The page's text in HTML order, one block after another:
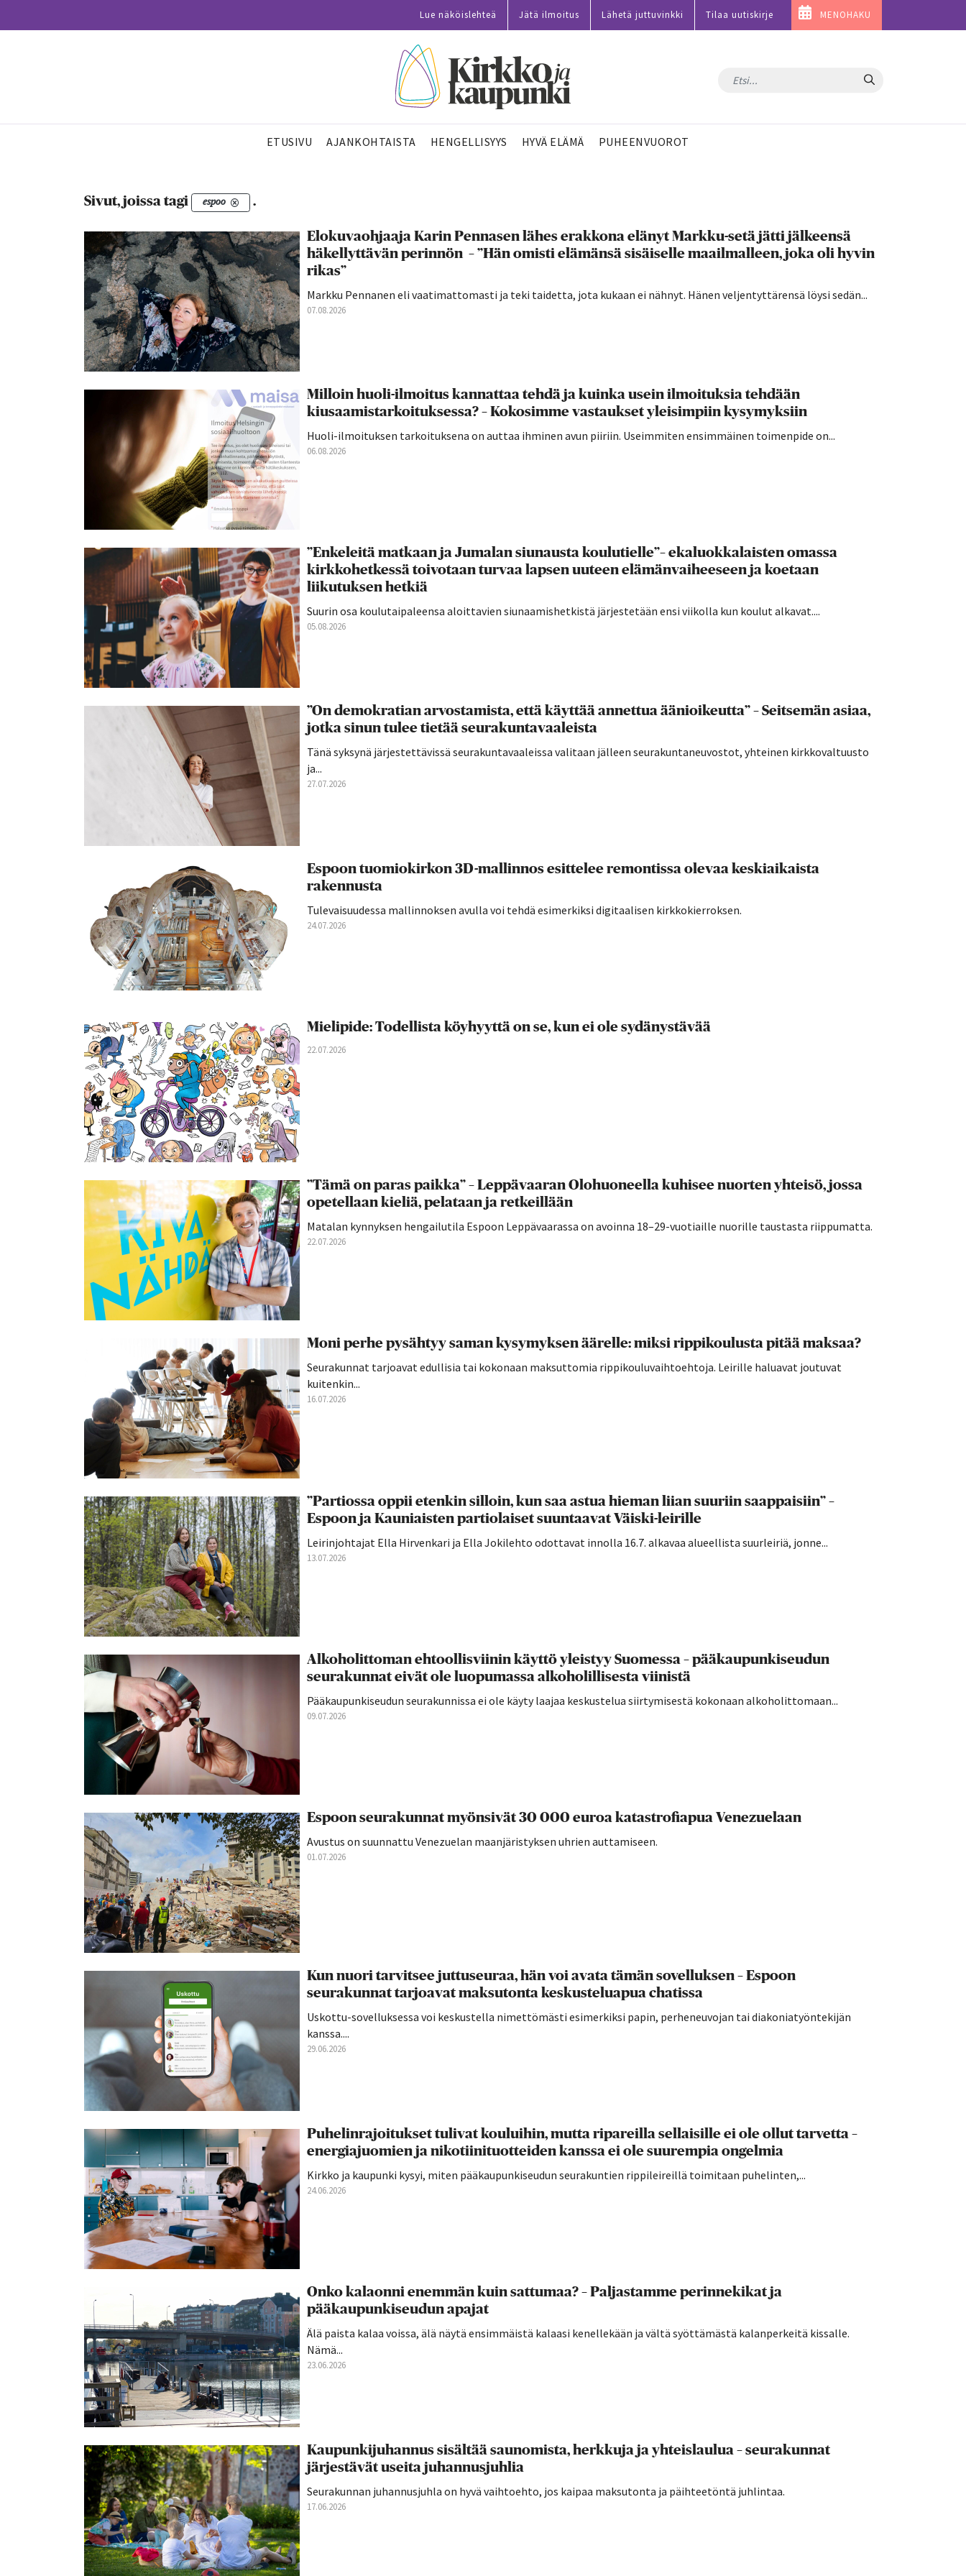
Lue näköislehteä Jätä ilmoitus Lähetä juttuvinkki Tilaa uutiskirje MENOHAKU
Hae
ETUSIVU AJANKOHTAISTA HENGELLISYYS HYVÄ ELÄMÄ PUHEENVUOROT
Sivut, joissa tagi espoo .
Elokuvaohjaaja Karin Pennasen lähes erakkona elänyt Markku-setä jätti jälkeensä
häkellyttävän perinnön – ”Hän omisti elämänsä sisäiselle maailmalleen, joka oli hyvin
rikas”
Markku Pennanen eli vaatimattomasti ja teki taidetta, jota kukaan ei nähnyt. Hänen veljentyttärensä löysi sedän...
07.08.2026
Milloin huoli-ilmoitus kannattaa tehdä ja kuinka usein ilmoituksia tehdään
kiusaamistarkoituksessa? – Kokosimme vastaukset yleisimpiin kysymyksiin
Huoli-ilmoituksen tarkoituksena on auttaa ihminen avun piiriin. Useimmiten ensimmäinen toimenpide on...
06.08.2026
”Enkeleitä matkaan ja Jumalan siunausta koulutielle”– ekaluokkalaisten omassa
kirkkohetkessä toivotaan turvaa lapsen uuteen elämänvaiheeseen ja koetaan
liikutuksen hetkiä
Suurin osa koulutaipaleensa aloittavien siunaamishetkistä järjestetään ensi viikolla kun koulut alkavat....
05.08.2026
”On demokratian arvostamista, että käyttää annettua äänioikeutta” – Seitsemän asiaa,
jotka sinun tulee tietää seurakuntavaaleista
Tänä syksynä järjestettävissä seurakuntavaaleissa valitaan jälleen seurakuntaneuvostot, yhteinen kirkkovaltuusto
ja...
27.07.2026
Espoon tuomiokirkon 3D-mallinnos esittelee remontissa olevaa keskiaikaista
rakennusta
Tulevaisuudessa mallinnoksen avulla voi tehdä esimerkiksi digitaalisen kirkkokierroksen.
24.07.2026
Mielipide: Todellista köyhyyttä on se, kun ei ole sydänystävää
22.07.2026
”Tämä on paras paikka” – Leppävaaran Olohuoneella kuhisee nuorten yhteisö, jossa
opetellaan kieliä, pelataan ja retkeillään
Matalan kynnyksen hengailutila Espoon Leppävaarassa on avoinna 18–29-vuotiaille nuorille taustasta riippumatta.
22.07.2026
Moni perhe pysähtyy saman kysymyksen äärelle: miksi rippikoulusta pitää maksaa?
Seurakunnat tarjoavat edullisia tai kokonaan maksuttomia rippikouluvaihtoehtoja. Leirille haluavat joutuvat
kuitenkin...
16.07.2026
”Partiossa oppii etenkin silloin, kun saa astua hieman liian suuriin saappaisiin” –
Espoon ja Kauniaisten partiolaiset suuntaavat Väiski-leirille
Leirinjohtajat Ella Hirvenkari ja Ella Jokilehto odottavat innolla 16.7. alkavaa alueellista suurleiriä, jonne...
13.07.2026
Alkoholittoman ehtoollisviinin käyttö yleistyy Suomessa – pääkaupunkiseudun
seurakunnat eivät ole luopumassa alkoholillisesta viinistä
Pääkaupunkiseudun seurakunnissa ei ole käyty laajaa keskustelua siirtymisestä kokonaan alkoholittomaan...
09.07.2026
Espoon seurakunnat myönsivät 30 000 euroa katastrofiapua Venezuelaan
Avustus on suunnattu Venezuelan maanjäristyksen uhrien auttamiseen.
01.07.2026
Kun nuori tarvitsee juttuseuraa, hän voi avata tämän sovelluksen – Espoon
seurakunnat tarjoavat maksutonta keskusteluapua chatissa
Uskottu-sovelluksessa voi keskustella nimettömästi esimerkiksi papin, perheneuvojan tai diakoniatyöntekijän
kanssa....
29.06.2026
Puhelinrajoitukset tulivat kouluihin, mutta ripareilla sellaisille ei ole ollut tarvetta –
energiajuomien ja nikotiinituotteiden kanssa ei ole suurempia ongelmia
Kirkko ja kaupunki kysyi, miten pääkaupunkiseudun seurakuntien rippileireillä toimitaan puhelinten,...
24.06.2026
Onko kalaonni enemmän kuin sattumaa? – Paljastamme perinnekikat ja
pääkaupunkiseudun apajat
Älä paista kalaa voissa, älä näytä ensimmäistä kalaasi kenellekään ja vältä syöttämästä kalanperkeitä kissalle.
Nämä...
23.06.2026
Kaupunkijuhannus sisältää saunomista, herkkuja ja yhteislaulua – seurakunnat
järjestävät useita juhannusjuhlia
Seurakunnan juhannusjuhla on hyvä vaihtoehto, jos kaipaa maksutonta ja päihteetöntä juhlintaa.
17.06.2026